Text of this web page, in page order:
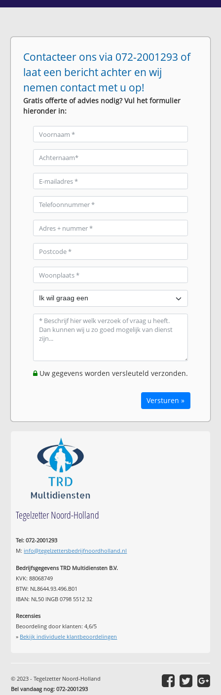
Contacteer ons via 072-2001293 of
laat een bericht achter en wij
nemen contact met u op!
Gratis offerte of advies nodig? Vul het formulier
hieronder in:
Uw gegevens worden versleuteld verzonden.
Versturen »
Tegelzetter Noord-Holland
Tel: 072-2001293
M: info@tegelzettersbedrijfnoordholland.nl
Bedrijfsgegevens TRD Multidiensten B.V.
KVK: 88068749
BTW: NL8644.93.496.B01
IBAN: NL50 INGB 0798 5512 32
Recensies
Beoordeling door klanten:4,6/5
» Bekijk individuele klantbeoordelingen
© 2023 - Tegelzetter Noord-Holland
Bel vandaag nog: 072-2001293